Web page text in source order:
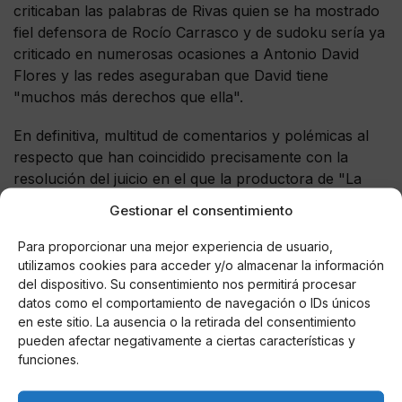
Gestionar el consentimiento
Para proporcionar una mejor experiencia de usuario,
utilizamos cookies para acceder y/o almacenar la información
del dispositivo. Su consentimiento nos permitirá procesar
datos como el comportamiento de navegación o IDs únicos
en este sitio. La ausencia o la retirada del consentimiento
pueden afectar negativamente a ciertas características y
funciones.
criticaban las palabras de Rivas quien se ha mostrado
fiel defensora de Rocío Carrasco y de sudoku sería ya
criticado en numerosas ocasiones a Antonio David
Flores y las redes aseguraban que David tiene
"muchos más derechos que ella".
En definitiva, multitud de comentarios y polémicas al
respecto que han coincidido precisamente con la
resolución del juicio en el que la productora de "La
ex guardia civil con un total de 80 € por vulnerar su
derecho al honor y han declarado incluso nulo su
despido obligándoles a pagar la cuantía total de los
salarios hasta el día de hoy.
María De Las Nieves Fernández